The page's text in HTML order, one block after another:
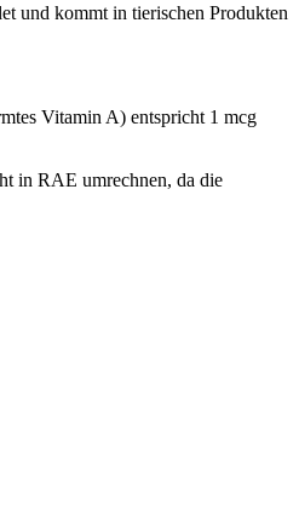
und kommt in tierischen Produkten
Vitamin A) entspricht 1 mcg
in RAE umrechnen, da die